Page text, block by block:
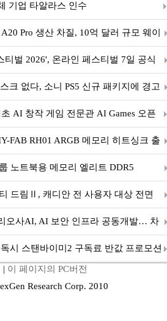
기업 타알라스 인수
Pro 생산 차질, 10억 달러 규모 웨이
티벌 2026', 온라인 페스티벌 7일 공식
크 없다, 소니 PS5 신규 패키지에 경고
AI 창작 게임 전문관 AI Games 오픈
FAB RH01 ARGB 메모리 히트싱크 출
노트북용 메모리 엘리트 DDR5
드림Ⅱ, 캐디안 전 사용자 대상 전면
오사AI, AI 보안 인프라 공동개발… 차
시 스탠바이미2 구독료 반값 프로모션
| 이 페이지의 PC버전
Research Corp. 2010